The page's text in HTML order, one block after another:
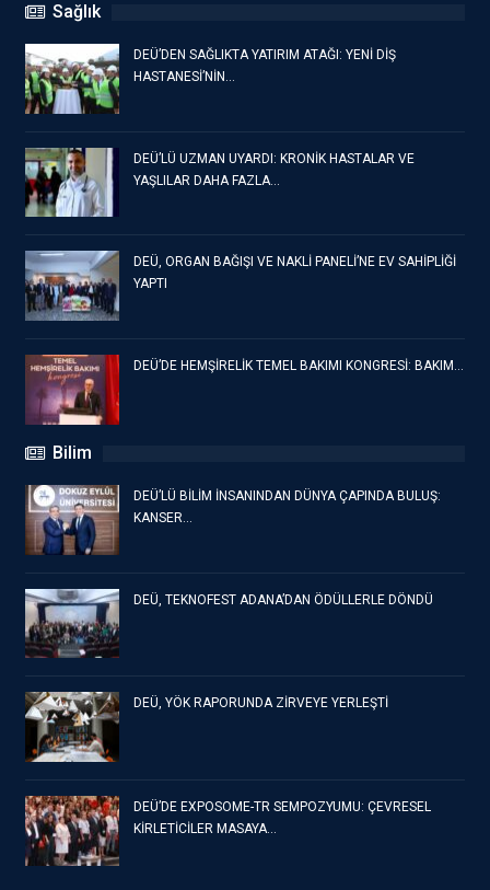
Sağlık
DEÜ’DEN SAĞLIKTA YATIRIM ATAĞI: YENİ DİŞ
HASTANESİ’NİN…
DEÜ’LÜ UZMAN UYARDI: KRONİK HASTALAR VE
YAŞLILAR DAHA FAZLA…
DEÜ, ORGAN BAĞIŞI VE NAKLİ PANELİ’NE EV SAHİPLİĞİ
YAPTI
DEÜ’DE HEMŞİRELİK TEMEL BAKIMI KONGRESİ: BAKIM…
Bilim
DEÜ’LÜ BİLİM İNSANINDAN DÜNYA ÇAPINDA BULUŞ:
KANSER…
DEÜ, TEKNOFEST ADANA’DAN ÖDÜLLERLE DÖNDÜ
DEÜ, YÖK RAPORUNDA ZİRVEYE YERLEŞTİ
DEÜ’DE EXPOSOME-TR SEMPOZYUMU: ÇEVRESEL
KİRLETİCİLER MASAYA…